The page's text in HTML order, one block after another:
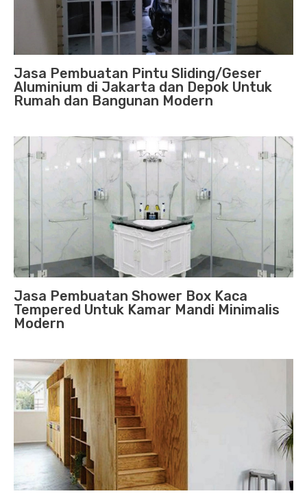
Jasa Pembuatan Pintu Sliding/Geser
Aluminium di Jakarta dan Depok Untuk
Rumah dan Bangunan Modern
Jasa Pembuatan Shower Box Kaca
Tempered Untuk Kamar Mandi Minimalis
Modern